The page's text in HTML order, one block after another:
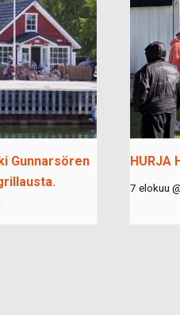
Gunnarsören
HURJA
7 elokuu